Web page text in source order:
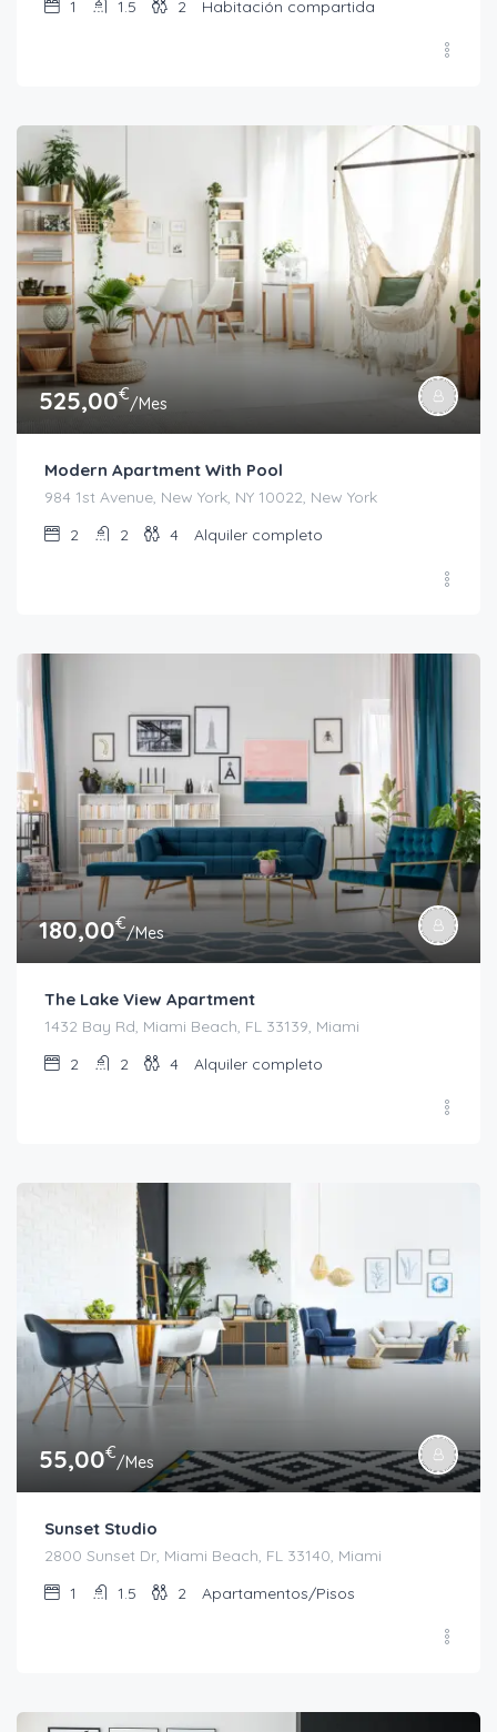
1 1.5 2 Habitación compartida
525,00€/Mes
Modern Apartment With Pool
984 1st Avenue, New York, NY 10022, New York
2
2 4 Alquiler completo
180,00€/Mes
The Lake View Apartment
1432 Bay Rd, Miami Beach, FL 33139, Miami
2
2 4 Alquiler completo
55,00€/Mes
Sunset Studio
2800 Sunset Dr, Miami Beach, FL 33140, Miami
1
1.5 2 Apartamentos/Pisos